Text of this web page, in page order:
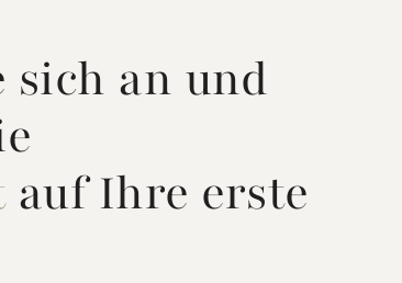
sich an und
auf Ihre erste